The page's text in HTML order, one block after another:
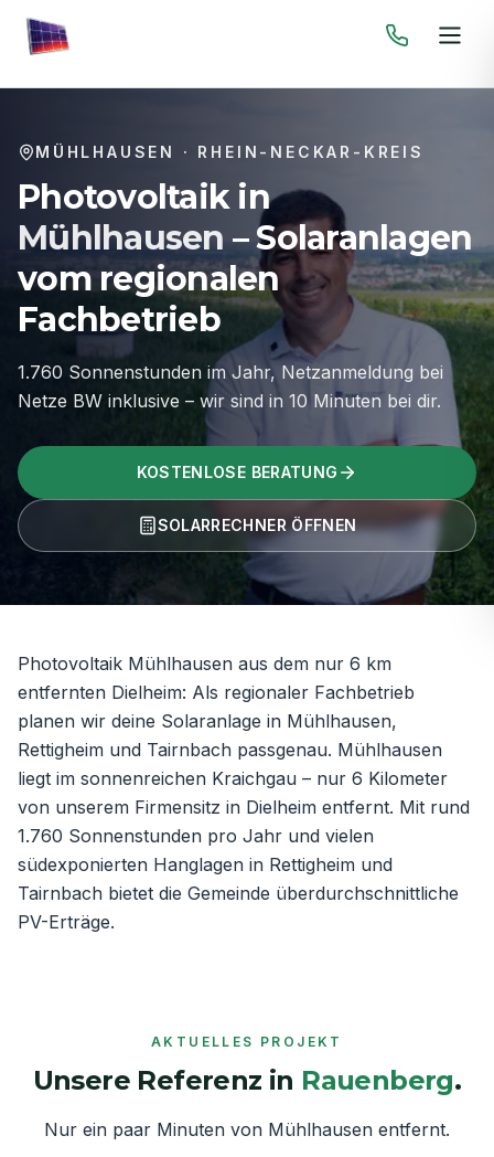
MÜHLHAUSEN · RHEIN-NECKAR-KREIS
Photovoltaik in
Mühlhausen – Solaranlagen
vom regionalen
Fachbetrieb
1.760 Sonnenstunden im Jahr, Netzanmeldung bei
Netze BW inklusive – wir sind in 10 Minuten bei dir.
KOSTENLOSE BERATUNG
SOLARRECHNER ÖFFNEN
Photovoltaik Mühlhausen aus dem nur 6 km
entfernten Dielheim: Als regionaler Fachbetrieb
planen wir deine Solaranlage in Mühlhausen,
Rettigheim und Tairnbach passgenau. Mühlhausen
liegt im sonnenreichen Kraichgau – nur 6 Kilometer
von unserem Firmensitz in Dielheim entfernt. Mit rund
1.760 Sonnenstunden pro Jahr und vielen
südexponierten Hanglagen in Rettigheim und
Tairnbach bietet die Gemeinde überdurchschnittliche
PV-Erträge.
AKTUELLES PROJEKT
Unsere Referenz in Rauenberg.
Nur ein paar Minuten von Mühlhausen entfernt.